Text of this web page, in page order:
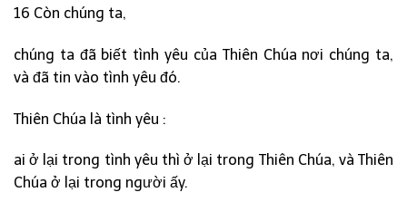
16 Còn chúng ta,
chúng ta đã biết tình yêu của Thiên Chúa nơi chúng ta,
và đã tin vào tình yêu đó.
Thiên Chúa là tình yêu :
ai ở lại trong tình yêu thì ở lại trong Thiên Chúa, và Thiên
Chúa ở lại trong người ấy.